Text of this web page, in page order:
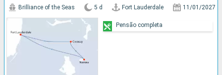
Brilliance of the Seas 5 d Fort Lauderdale 11/01/2027
Pensão completa